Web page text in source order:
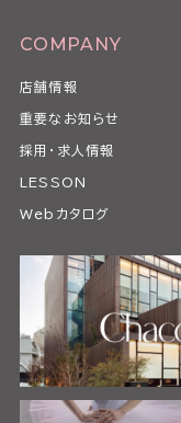
COMPANY
店舗情報
重要なお知らせ
採用・求人情報
LESSON
Webカタログ